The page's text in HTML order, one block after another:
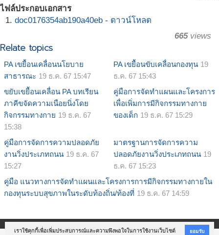
เราใช้คุกกี้เพื่อเพิ่มประสบการณ์และความพึงพอใจในการใช้งานเว็บไซต์ ยอมรับ
ไฟล์ประกอบเอกสาร
doc0176354ab190a40eb - ดาวน์โหลด
665views
Relate topics
PA เขยื้อนเคลื่อนนโยบาย
สาธารณะ 19 ธ.ค. 67 15:47
PA เขยื้อนขับเคลื่อนกองทุน 19
ธ.ค. 67 15:43
ขยับเขยื้อนเคลื่อน PA บทเรียน
ภาคีขจัดความเนือยนิ่งโดย
กิจกรรมทางกาย 19 ธ.ค. 67
15:38
คู่มือการจัดทำแผนและโครงการ
เพื่อเพิ่มการมีกิจกรรมทางกาย
ของเด็ก 19 ธ.ค. 67 15:29
คู่มือการจัดการความปลอดภัย
งานวิ่งประเภทถนน 19 ธ.ค. 67
15:27
มาตรฐานการจัดการความ
ปลอดภัยงานวิ่งประเภทถนน 19
ธ.ค. 67 15:23
คู่มือ แนวทางการจัดทำแผนและโครงการการมีกิจกรรมทางกายใน
กองทุนระบบสุขภาพในระดับท้องถิ่น/ท้องที่ 19 ธ.ค. 67 14:59